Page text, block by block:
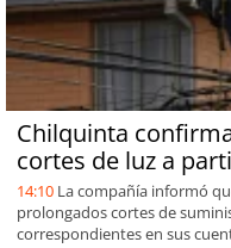
Chilquinta
cortes de luz a
14:10 La compañía informó
prolongados cortes de
correspondientes en sus